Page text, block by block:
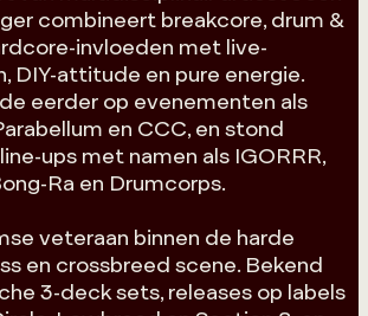
combineert breakcore, drum &
invloeden met live-
DIY-attitude en pure energie.
eerder op evenementen als
en CCC, en stond
ups met namen als IGORRR,
Ra en Drumcorps.
veteraan binnen de harde
en crossbreed scene. Bekend
3-deck sets, releases op labels